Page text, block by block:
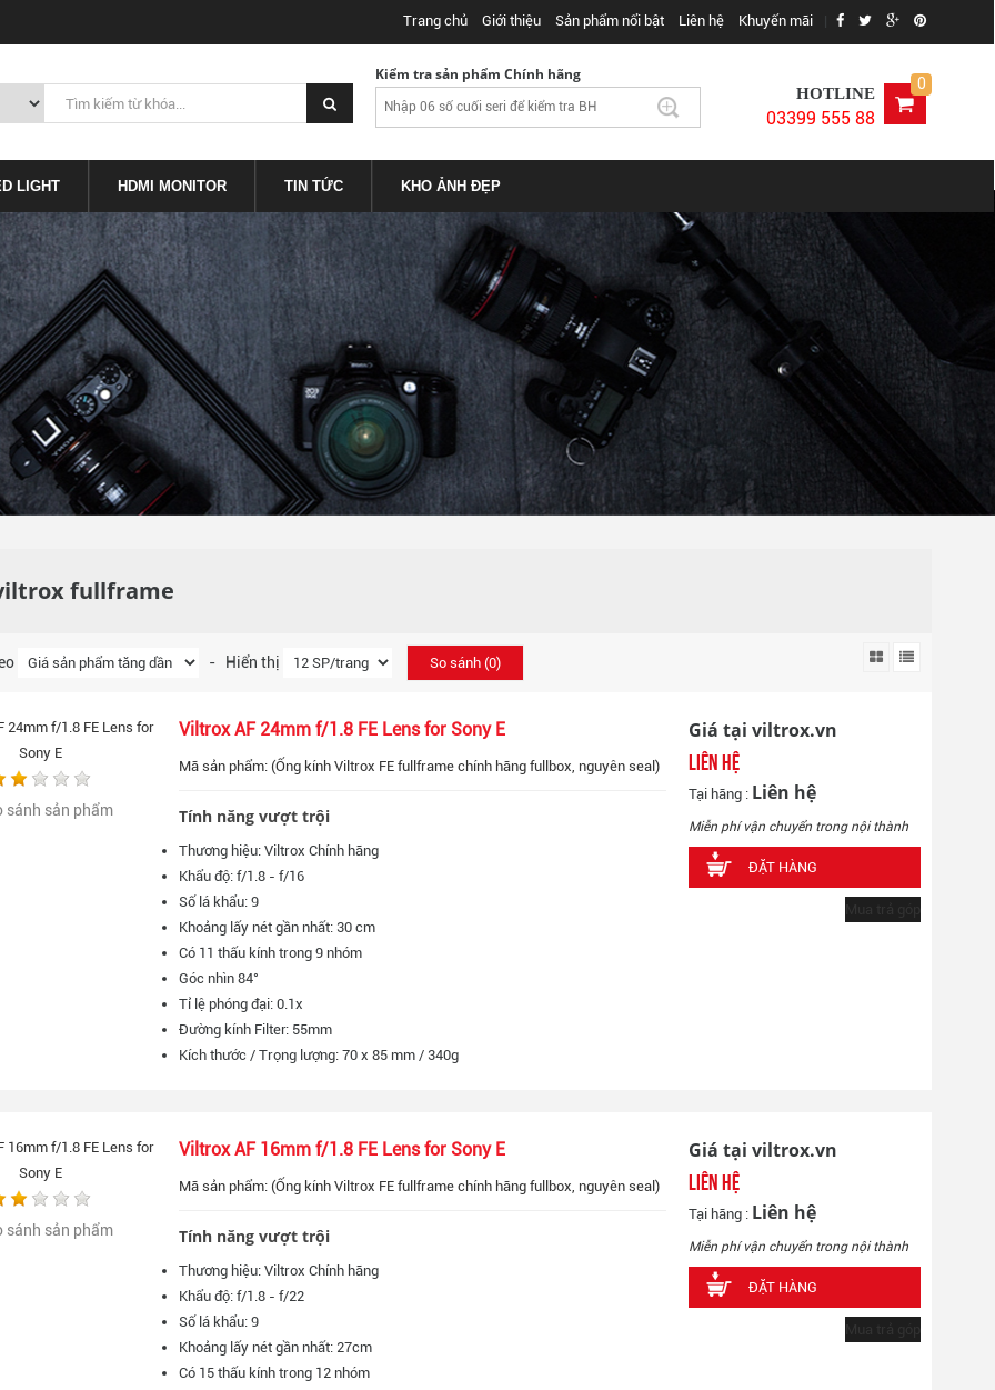
Trang chủ Giới thiệu Sản phẩm nổi bật Liên hệ Khuyến mãi |
Kiểm tra sản phẩm Chính hãng
HOTLINE
03399 555 88
0
LIGHT HDMI MONITOR TIN TỨC KHO ẢNH ĐẸP
fullframe
- Hiển thị So sánh (0)
sánh sản phẩm
Viltrox AF 24mm f/1.8 FE Lens for Sony E
Mã sản phẩm: (Ống kính Viltrox FE fullframe chính hãng fullbox, nguyên seal)
Tính năng vượt trội
Thương hiệu: Viltrox Chính hãng
Khẩu độ: f/1.8 - f/16
Số lá khẩu: 9
Khoảng lấy nét gần nhất: 30 cm
Có 11 thấu kính trong 9 nhóm
Góc nhìn 84°
Tỉ lệ phóng đại: 0.1x
Đường kính Filter: 55mm
Kích thước / Trọng lượng: 70 x 85 mm / 340g
Giá tại viltrox.vn
Liên hệ
Tại hãng : Liên hệ
Miễn phí vận chuyển trong nội thành
ĐẶT HÀNG
sánh sản phẩm
Viltrox AF 16mm f/1.8 FE Lens for Sony E
Mã sản phẩm: (Ống kính Viltrox FE fullframe chính hãng fullbox, nguyên seal)
Tính năng vượt trội
Thương hiệu: Viltrox Chính hãng
Khẩu độ: f/1.8 - f/22
Số lá khẩu: 9
Khoảng lấy nét gần nhất: 27cm
Có 15 thấu kính trong 12 nhóm
Giá tại viltrox.vn
Liên hệ
Tại hãng : Liên hệ
Miễn phí vận chuyển trong nội thành
ĐẶT HÀNG